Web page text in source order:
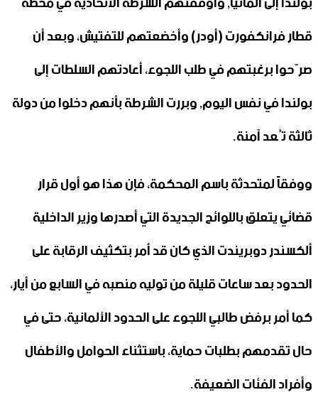
قطار فرانكفورت (أودر) وأخضعتهم للتفتيش، وبعد أن
صرّحوا برغبتهم في طلب اللجوء، أعادتهم السلطات إلى
بولندا في نفس اليوم, وبررت الشرطة بأنهم دخلوا من دولة
ثالثة تُعد آمنة.
ووفقاً لمتحدثة باسم المحكمة، فإن هذا هو أول قرار
قضائي يتعلق باللوائح الجديدة التي أصدرها وزير الداخلية
ألكسندر دوبريندت الذي كان قد أمر بتكثيف الرقابة على
الحدود بعد ساعات قليلة من توليه منصبه في السابع من أيار،
كما أمر برفض طالبي اللجوء على الحدود الألمانية، حتى في
حال تقدمهم بطلبات حماية، باستثناء الحوامل والأطفال
وأفراد الفئات الضعيفة.